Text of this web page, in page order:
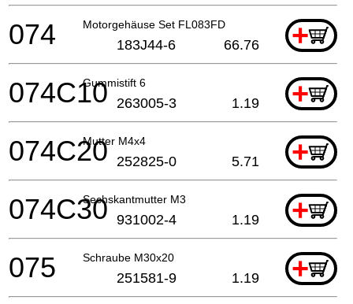
Motorgehäuse Set FL083FD +
074 183J44-6 66.76
Gummistift 6 +
074C10 263005-3 1.19
Mutter M4x4 +
074C20 252825-0 5.71
Sechskantmutter M3 +
074C30 931002-4 1.19
Schraube M30x20 +
075 251581-9 1.19